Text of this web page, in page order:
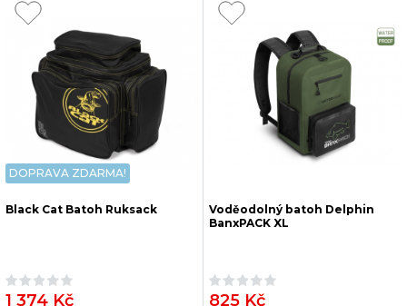
DOPRAVA ZDARMA!
Black Cat Batoh Ruksack
1 374 Kč
Voděodolný batoh Delphin
BanxPACK XL
825 Kč